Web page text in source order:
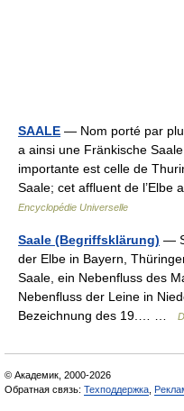
SAALE — Nom porté par
a ainsi une Fränkische
importante est celle de
Saale; cet affluent de
Encyclopédie Universelle
Saale (Begriffsklärung) —
der Elbe in Bayern,
Saale, ein Nebenfluss des
Nebenfluss der Leine in
Bezeichnung des 19.… …
© Академик, 2000-2026
Обратная связь: Техподдержка